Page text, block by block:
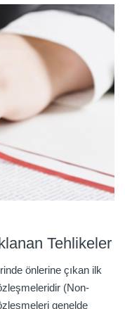
Tehlikeler
önlerine çıkan ilk
(Non-
genelde